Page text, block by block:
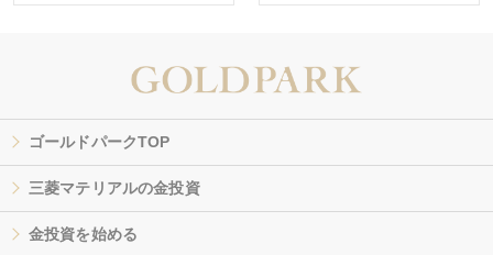
ゴールドパークTOP
三菱マテリアルの金投資
金投資を始める